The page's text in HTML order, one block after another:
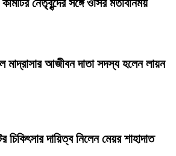
নেতৃবৃন্দের সঙ্গে ওসির মতবিনিময়
মাদ্রাসার আজীবন দাতা সদস্য হলেন লায়ন
চিকিৎসার দায়িত্ব নিলেন মেয়র শাহাদাত